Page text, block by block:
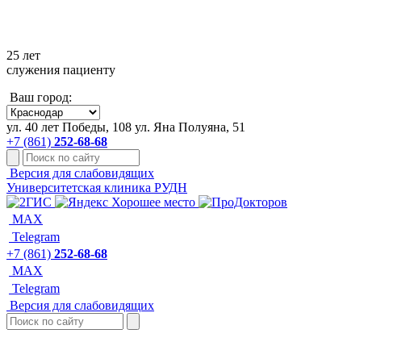
25 лет
служения пациенту
Ваш город:
ул. 40 лет Победы, 108 ул. Яна Полуяна, 51
+7 (861) 252-68-68
Версия для слабовидящих
Университетская клиника РУДН
MAX
Telegram
+7 (861) 252-68-68
MAX
Telegram
Версия для слабовидящих